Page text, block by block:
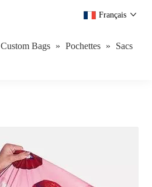
Français
Custom Bags » Pochettes »
Sacs